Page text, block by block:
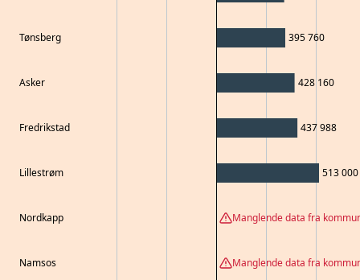
Tønsberg
Asker
Fredrikstad
Lillestrøm
Nordkapp
Namsos
395 760
428 160
437 988
513 000
Manglende data fra
Manglende data fra